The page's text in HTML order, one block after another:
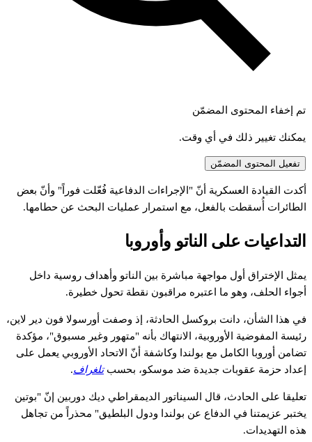
تم إخفاء المحتوى المضمّن
يمكنك تغيير ذلك في أي وقت.
تفعيل المحتوى المضمّن
أكدت القيادة العسكرية أنّ "الإجراءات الدفاعية فُعّلت فوراً" وأنّ بعض
الطائرات أُسقطت بالفعل، مع استمرار عمليات البحث عن حطامها.
التداعيات على الناتو وأوروبا
يمثل الإختراق أول مواجهة مباشرة بين الناتو وأهداف روسية داخل
أجواء الحلف، وهو ما اعتبره مراقبون نقطة تحول خطيرة.
في هذا الشأن، دانت بروكسل الحادثة، إذ وصفت أورسولا فون دير لاين،
رئيسة المفوضية الأوروبية، الانتهاك بأنه "متهور وغير مسبوق"، مؤكدة
تضامن أوروبا الكامل مع بولندا وكاشفة أنّ الاتحاد الأوروبي يعمل على
إعداد حزمة عقوبات جديدة ضد موسكو، بحسبتلغراف.
تعليقا على الحادث، قال السيناتور الديمقراطي ديك دوربين إنّ "بوتين
يختبر عزيمتنا في الدفاع عن بولندا ودول البلطيق" محذراً من تجاهل
هذه التهديدات.